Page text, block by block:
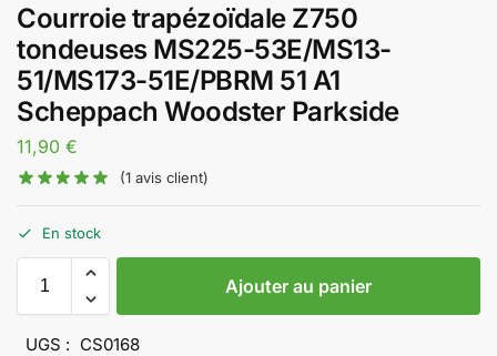
Courroie trapézoïdale Z750
tondeuses MS225-53E/MS13-
51/MS173-51E/PBRM 51 A1
Scheppach Woodster Parkside
11,90 €
(1 avis client)
En stock
Ajouter au panier
UGS : CS0168